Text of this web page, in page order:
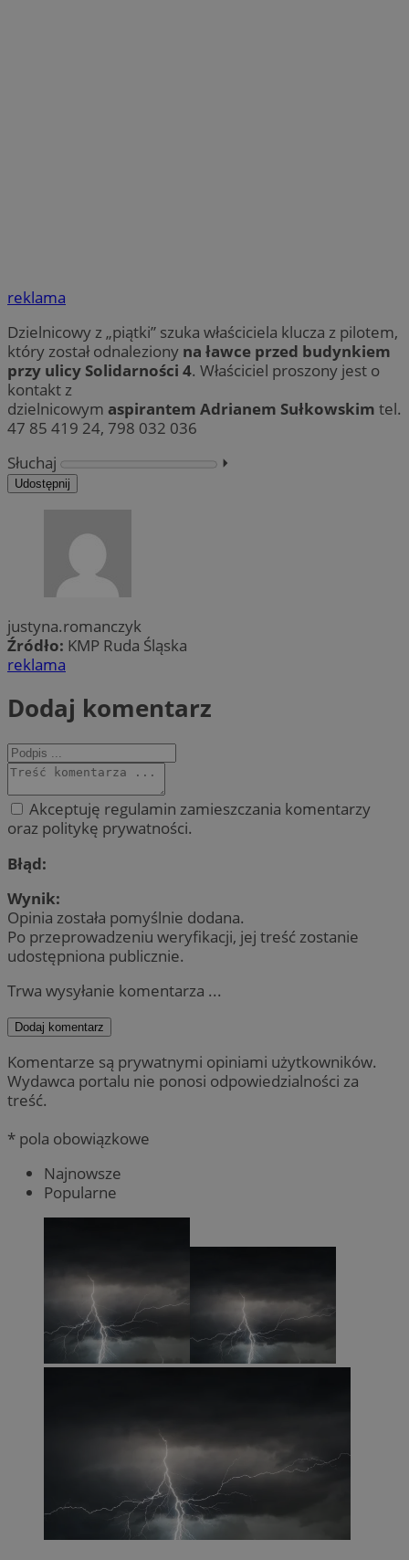
reklama
Dzielnicowy z „piątki” szuka właściciela klucza z pilotem,
który został odnaleziony na ławce przed budynkiem
przy ulicy Solidarności 4. Właściciel proszony jest o
kontakt z
dzielnicowym aspirantem Adrianem Sułkowskim tel.
47 85 419 24, 798 032 036
Słuchaj
⏵︎
Udostępnij
justyna.romanczyk
Źródło: KMP Ruda Śląska
reklama
Dodaj komentarz
Akceptuję regulamin zamieszczania komentarzy
oraz politykę prywatności.
Błąd:
Wynik:
Opinia została pomyślnie dodana.
Po przeprowadzeniu weryfikacji, jej treść zostanie
udostępniona publicznie.
Trwa wysyłanie komentarza ...
Dodaj komentarz
Komentarze są prywatnymi opiniami użytkowników.
Wydawca portalu nie ponosi odpowiedzialności za
treść.
* pola obowiązkowe
Najnowsze
Popularne